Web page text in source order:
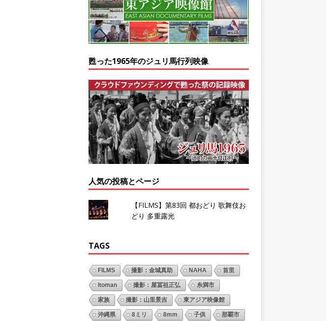
甦った1965年のジュリ馬行列映像
人気の投稿とページ
【FILMS】第83回 都おどり 歌舞伎お
どり 多重露光
TAGS
FILMS 撮影：金城真助 NAHA 首里
Itoman 撮影：屋冨祖正弘 糸満市
家族 撮影：山里景吉 東アジア映像館
沖縄県 8ミリ 8mm 子供 那覇市